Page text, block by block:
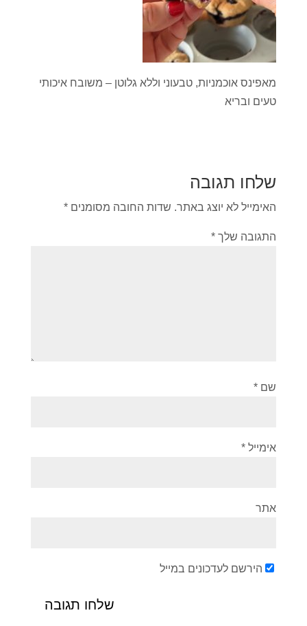
מאפינס אוכמניות, טבעוני וללא גלוטן – משובח איכותי
טעים ובריא
שלחו תגובה
האימייל לא יוצג באתר. שדות החובה מסומנים *
התגובה שלך *
שם *
אימייל *
אתר
הירשם לעדכונים במייל